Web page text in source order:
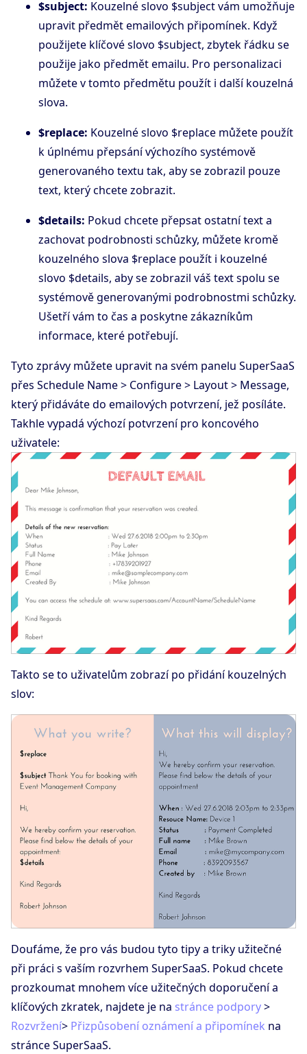
$subject: Kouzelné slovo $subject vám umožňuje
upravit předmět emailových připomínek. Když
použijete klíčové slovo $subject, zbytek řádku se
použije jako předmět emailu. Pro personalizaci
můžete v tomto předmětu použít i další kouzelná
slova.
$replace: Kouzelné slovo $replace můžete použít
k úplnému přepsání výchozího systémově
generovaného textu tak, aby se zobrazil pouze
text, který chcete zobrazit.
$details: Pokud chcete přepsat ostatní text a
zachovat podrobnosti schůzky, můžete kromě
kouzelného slova $replace použít i kouzelné
slovo $details, aby se zobrazil váš text spolu se
systémově generovanými podrobnostmi schůzky.
Ušetří vám to čas a poskytne zákazníkům
informace, které potřebují.
Tyto zprávy můžete upravit na svém panelu SuperSaaS
přes Schedule Name > Configure > Layout > Message,
který přidáváte do emailových potvrzení, jež posíláte.
Takhle vypadá výchozí potvrzení pro koncového
uživatele:
Takto se to uživatelům zobrazí po přidání kouzelných
slov:
Doufáme, že pro vás budou tyto tipy a triky užitečné
při práci s vaším rozvrhem SuperSaaS. Pokud chcete
prozkoumat mnohem více užitečných doporučení a
klíčových zkratek, najdete je na stránce podpory>
Rozvržení> Přizpůsobení oznámení a připomínek na
stránce SuperSaaS.